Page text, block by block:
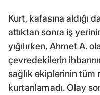
Kurt, kafasına aldığı
attıktan sonra iş
yığılırken, Ahmet A.
çevredekilerin
sağlık ekiplerinin
kurtarılamadı. Olay